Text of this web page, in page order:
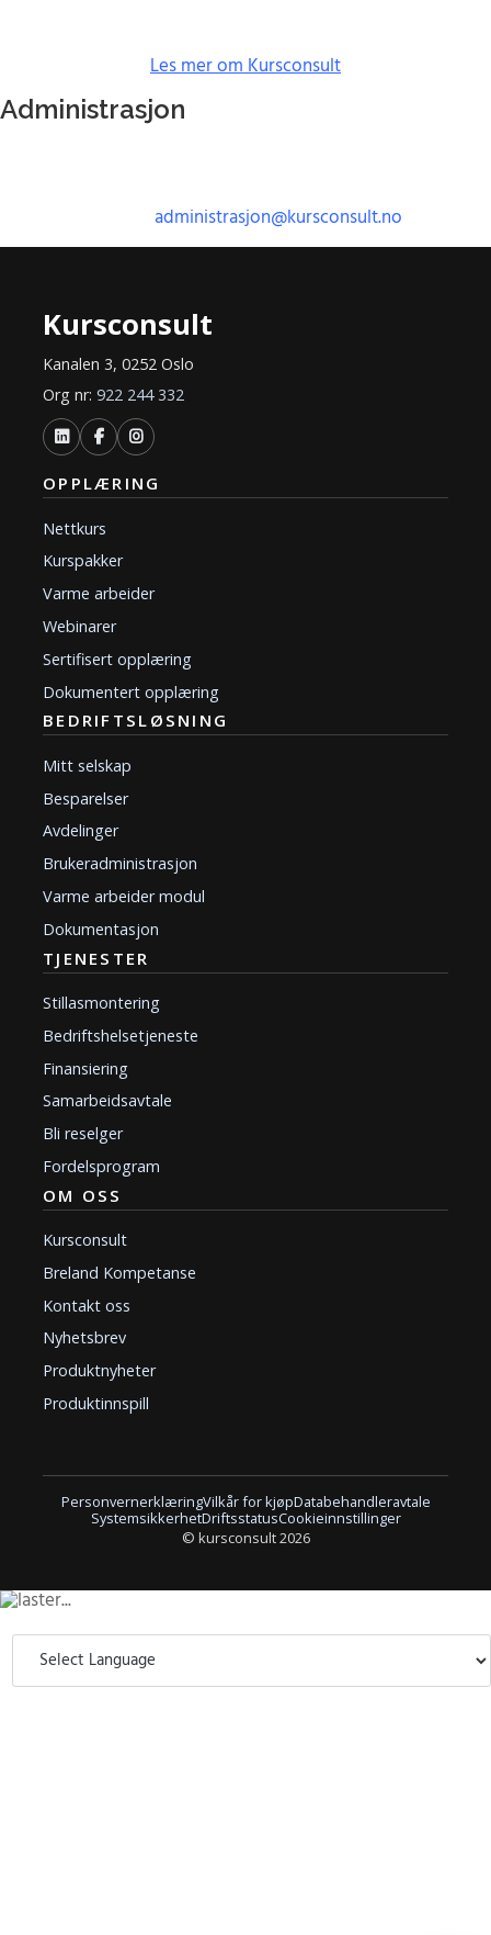
Les mer om Kursconsult
Administrasjon
administrasjon@kursconsult.no
Kursconsult
Kanalen 3, 0252 Oslo
Org nr: 922 244 332
OPPLÆRING
Nettkurs
Kurspakker
Varme arbeider
Webinarer
Sertifisert opplæring
Dokumentert opplæring
BEDRIFTSLØSNING
Mitt selskap
Besparelser
Avdelinger
Brukeradministrasjon
Varme arbeider modul
Dokumentasjon
TJENESTER
Stillasmontering
Bedriftshelsetjeneste
Finansiering
Samarbeidsavtale
Bli reselger
Fordelsprogram
OM OSS
Kursconsult
Breland Kompetanse
Kontakt oss
Nyhetsbrev
Produktnyheter
Produktinnspill
PersonvernerklæringVilkår for kjøpDatabehandleravtale
SystemsikkerhetDriftsstatusCookieinnstillinger
© kursconsult 2026